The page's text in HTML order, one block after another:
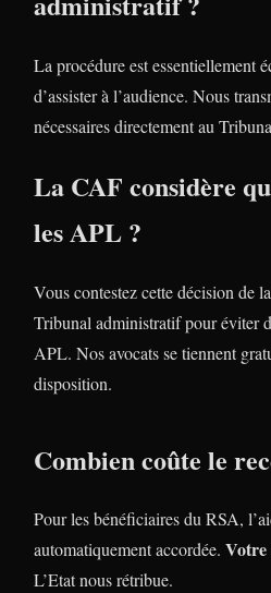
La procédure est essentiellement
d’assister à l’audience. Nous
nécessaires directement au
La CAF considère
les APL ?
Vous contestez cette décision de
Tribunal administratif pour éviter
APL. Nos avocats se tiennent
disposition.
Combien coûte le
Pour les bénéficiaires du RSA,
automatiquement accordée. Votre
L’Etat nous rétribue.